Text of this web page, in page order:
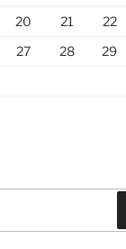
20 21 22
27 28 29